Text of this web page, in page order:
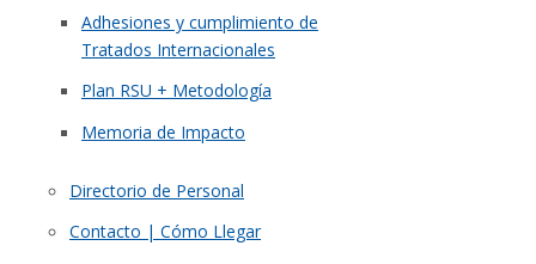
Adhesiones y cumplimiento de
Tratados Internacionales
Plan RSU + Metodología
Memoria de Impacto
Directorio de Personal
Contacto | Cómo Llegar